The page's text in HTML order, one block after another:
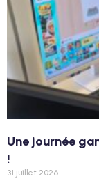
Une journée
!
31 juillet 2026